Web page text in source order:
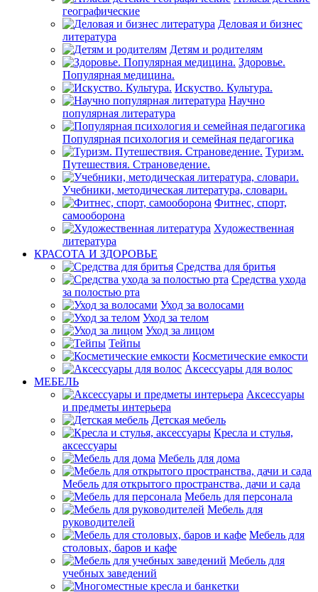
географические
Деловая и бизнес
литература
Детям и родителям
Здоровье.
Популярная медицина.
Искуство. Культура.
Научно
популярная литература
Популярная психология и семейная педагогика
Туризм.
Путешествия. Страноведение.
Учебники, методическая литература, словари.
Фитнес, спорт,
самооборона
Художественная
литература
КРАСОТА И ЗДОРОВЬЕ
Средства для бритья
Средства ухода
за полостью рта
Уход за волосами
Уход за телом
Уход за лицом
Тейпы
Косметические емкости
Аксессуары для волос
МЕБЕЛЬ
Аксессуары
и предметы интерьера
Детская мебель
Кресла и стулья,
аксессуары
Мебель для дома
Мебель для открытого пространства, дачи и сада
Мебель для персонала
Мебель для
руководителей
Мебель для
столовых, баров и кафе
Мебель для
учебных заведений